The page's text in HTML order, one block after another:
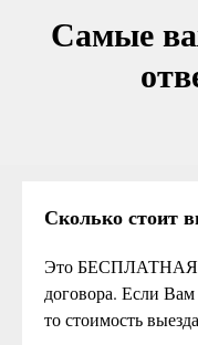
Самые
Сколько стоит
Это БЕСПЛАТНАЯ
договора. Если
то стоимость